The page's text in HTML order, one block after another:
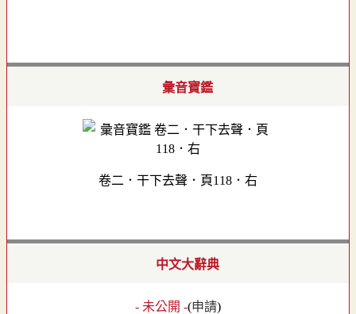
彙音寶鑑
卷二．干下去聲．頁118．右
中文大辭典
- 未公開 -(申請)